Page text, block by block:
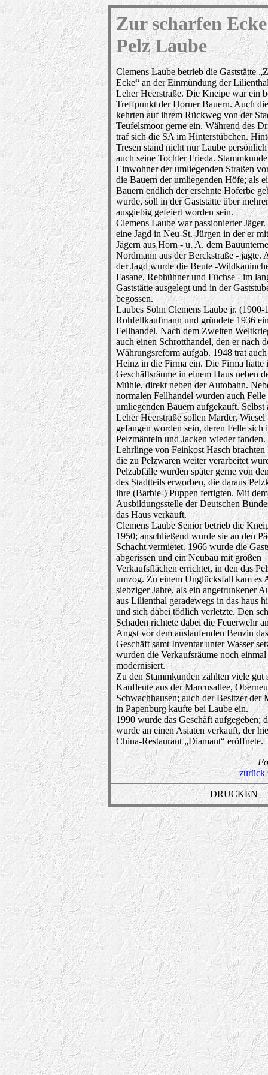
Zur scharfen
Pelz Laube
Clemens Laube betrieb die Gaststätte
Ecke“ an der Einmündung der
Leher Heerstraße. Die Kneipe war ein
Treffpunkt der Horner Bauern. Auch
kehrten auf ihrem Rückweg von der
Teufelsmoor gerne ein. Während des
traf sich die SA im Hinterstübchen.
Tresen stand nicht nur Laube
auch seine Tochter Frieda.
Einwohner der umliegenden Straßen
die Bauern der umliegenden Höfe; als
Bauern endlich der ersehnte Hoferbe
wurde, soll in der Gaststätte über
ausgiebig gefeiert worden sein.
Clemens Laube war passionierter Jäger.
eine Jagd in Neu-St.-Jürgen in der er
Jägern aus Horn - u. A. dem
Nordmann aus der Berckstraße - jagte.
der Jagd wurde die Beute -
Fasane, Rebhühner und Füchse - im
Gaststätte ausgelegt und in der
begossen.
Laubes Sohn Clemens Laube jr. (1900-
Rohfellkaufmann und gründete 1936
Fellhandel. Nach dem Zweiten
auch einen Schrotthandel, den er nach
Währungsreform aufgab. 1948 trat
Heinz in die Firma ein. Die Firma hatte
Geschäftsräume in einem Haus neben
Mühle, direkt neben der Autobahn.
normalen Fellhandel wurden auch Felle
umliegenden Bauern aufgekauft. Selbst
Leher Heerstraße sollen Marder, Wiesel
gefangen worden sein, deren Felle sich
Pelzmänteln und Jacken wieder
Lehrlinge von Feinkost Hasch brachten
die zu Pelzwaren weiter verarbeitet
Pelzabfälle wurden später gerne von
des Stadtteils erworben, die daraus
ihre (Barbie-) Puppen fertigten. Mit
Ausbildungsstelle der Deutschen
das Haus verkauft.
Clemens Laube Senior betrieb die
1950; anschließend wurde sie an den
Schacht vermietet. 1966 wurde die
abgerissen und ein Neubau mit großen
Verkaufsflächen errichtet, in den das
umzog. Zu einem Unglücksfall kam es
siebziger Jahre, als ein angetrunkener
aus Lilienthal geradewegs in das haus
und sich dabei tödlich verletzte. Den
Schaden richtete dabei die Feuerwehr
Angst vor dem auslaufenden Benzin
Geschäft samt Inventar unter Wasser
wurden die Verkaufsräume noch einmal
modernisiert.
Zu den Stammkunden zählten viele gut
Kaufleute aus der Marcusallee,
Schwachhausen; auch der Besitzer der
in Papenburg kaufte bei Laube ein.
1990 wurde das Geschäft aufgegeben;
wurde an einen Asiaten verkauft, der
China-Restaurant „Diamant“ eröffnete.
zurück
DRUCKEN